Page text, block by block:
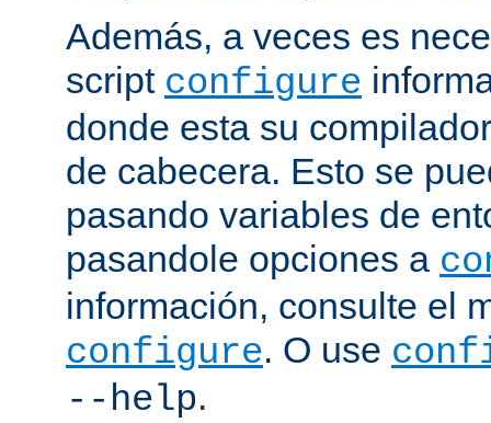
Además, a veces es
script configure
donde esta su
de cabecera. Esto se
pasando variables de
pasandole opciones a
información, consulte el
configure. O use
--help.